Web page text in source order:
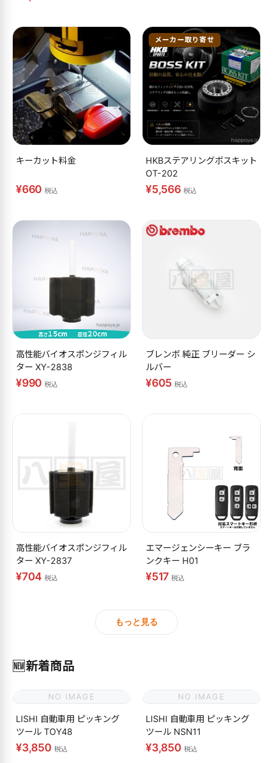
キーカット料金
¥660税込
メーカー取り寄せ
HKBステアリングボスキット
OT-202
¥5,566 税込
高性能バイオスポンジフィル
ター XY-2838
¥990税込
ブレンボ 純正 ブリーダー シ
ルバー
¥605税込
高性能バイオスポンジフィル
ター XY-2837
¥704税込
エマージェンシーキー ブラ
ンクキー H01
¥517税込
もっと見る
🆕新着商品
NO IMAGE
LISHI 自動車用 ピッキング
ツール TOY48
¥3,850 税込
NO IMAGE
LISHI 自動車用 ピッキング
ツール NSN11
¥3,850 税込